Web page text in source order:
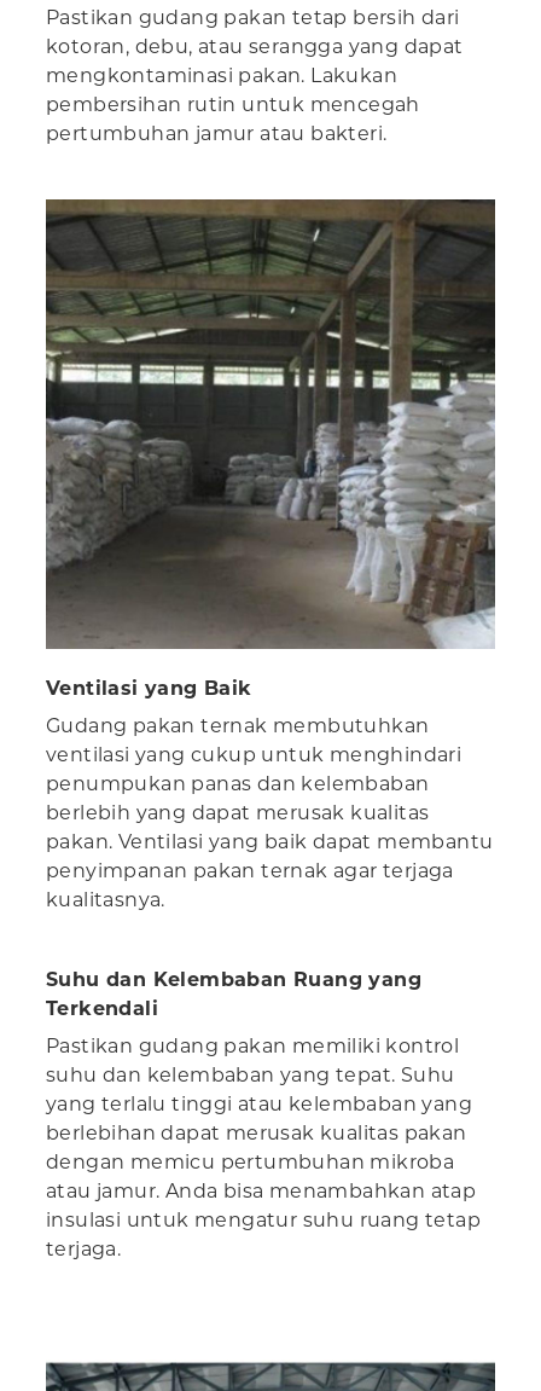
Pastikan gudang pakan tetap bersih dari
kotoran, debu, atau serangga yang dapat
mengkontaminasi pakan. Lakukan
pembersihan rutin untuk mencegah
pertumbuhan jamur atau bakteri.
Ventilasi yang Baik
Gudang pakan ternak membutuhkan
ventilasi yang cukup untuk menghindari
penumpukan panas dan kelembaban
berlebih yang dapat merusak kualitas
pakan. Ventilasi yang baik dapat membantu
penyimpanan pakan ternak agar terjaga
kualitasnya.
Suhu dan Kelembaban Ruang yang
Terkendali
Pastikan gudang pakan memiliki kontrol
suhu dan kelembaban yang tepat. Suhu
yang terlalu tinggi atau kelembaban yang
berlebihan dapat merusak kualitas pakan
dengan memicu pertumbuhan mikroba
atau jamur. Anda bisa menambahkan atap
insulasi untuk mengatur suhu ruang tetap
terjaga.